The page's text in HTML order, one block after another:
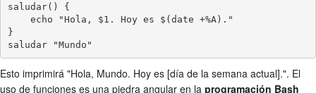
saludar() {
}
Esto imprimirá "Hola, Mundo. Hoy es [día de la semana actual].". El
uso de funciones es una piedra angular en la programación Bash